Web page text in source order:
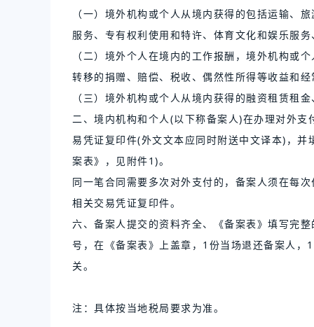
（一）境外机构或个人从境内获得的包括运输、
服务、专有权利使用和特许、体育文化和娱乐服
（二）境外个人在境内的工作报酬，境外机构或
转移的捐赠、赔偿、税收、偶然性所得等收益和经
（三）境外机构或个人从境内获得的融资租赁租
二、境内机构和个人(以下称备案人)在办理对外
易凭证复印件(外文文本应同时附送中文译本)，
案表》，见附件1)。
同一笔合同需要多次对外支付的，备案人须在每
相关交易凭证复印件。
六、备案人提交的资料齐全、《备案表》填写完
号，在《备案表》上盖章，1份当场退还备案人
关。
注：具体按当地税局要求为准。